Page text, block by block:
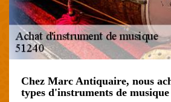
Chez Marc Antiquaire, nous
types d'instruments de musique